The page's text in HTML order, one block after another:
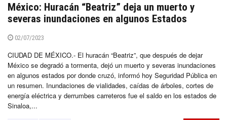
México: Huracán “Beatriz” deja un muerto y
severas inundaciones en algunos Estados
02/07/2023
CIUDAD DE MÉXICO.- El huracán “Beatriz”, que después de dejar
México se degradó a tormenta, dejó un muerto y severas inundaciones
en algunos estados por donde cruzó, informó hoy Seguridad Pública en
un resumen. Inundaciones de vialidades, caídas de árboles, cortes de
energía eléctrica y derrumbes carreteros fue el saldo en los estados de
Sinaloa,...